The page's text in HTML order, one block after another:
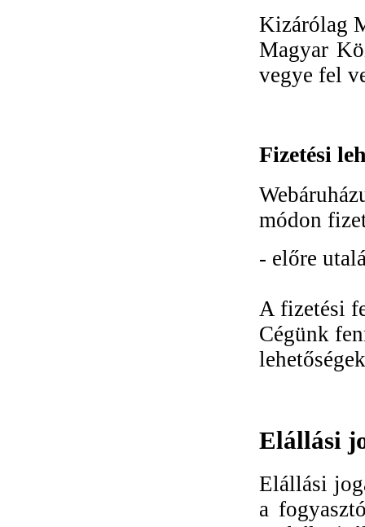
Kizárólag
Magyar
vegye fel
Fizetési
módon
- előre
A fizetési
Cégünk
Elállási
Elállási
a